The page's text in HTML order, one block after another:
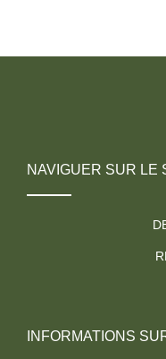
NAVIGUER SUR LE
INFORMATIONS